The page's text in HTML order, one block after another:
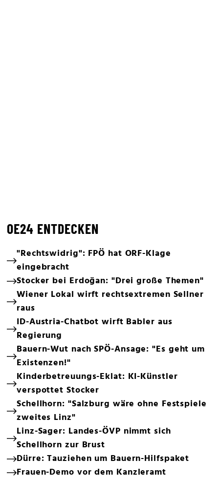
OE24 ENTDECKEN
"Rechtswidrig": FPÖ hat ORF-Klage
eingebracht
Stocker bei Erdoğan: "Drei große Themen"
Wiener Lokal wirft rechtsextremen Sellner
raus
ID-Austria-Chatbot wirft Babler aus
Regierung
Bauern-Wut nach SPÖ-Ansage: "Es geht um
Existenzen!"
Kinderbetreuungs-Eklat: KI-Künstler
verspottet Stocker
Schellhorn: "Salzburg wäre ohne Festspiele
zweites Linz"
Linz-Sager: Landes-ÖVP nimmt sich
Schellhorn zur Brust
Dürre: Tauziehen um Bauern-Hilfspaket
Frauen-Demo vor dem Kanzleramt